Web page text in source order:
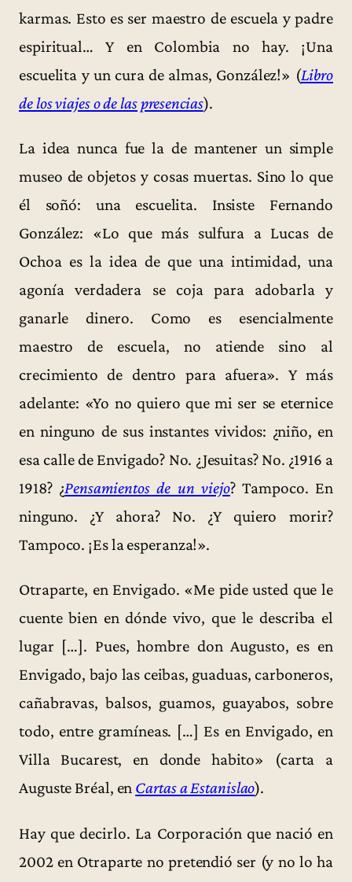
karmas. Esto es ser maestro de escuela y padre
espiritual… Y en Colombia no hay. ¡Una
escuelita y un cura de almas, González!» (Libro
de los viajes o de las presencias).
La idea nunca fue la de mantener un simple
museo de objetos y cosas muertas. Sino lo que
él soñó: una escuelita. Insiste Fernando
González: «Lo que más sulfura a Lucas de
Ochoa es la idea de que una intimidad, una
agonía verdadera se coja para adobarla y
ganarle dinero. Como es esencialmente
maestro de escuela, no atiende sino al
crecimiento de dentro para afuera». Y más
adelante: «Yo no quiero que mi ser se eternice
en ninguno de sus instantes vividos: ¿niño, en
esa calle de Envigado? No. ¿Jesuitas? No. ¿1916 a
1918? ¿Pensamientos de un viejo? Tampoco. En
ninguno. ¿Y ahora? No. ¿Y quiero morir?
Tampoco. ¡Es la esperanza!».
Otraparte, en Envigado. «Me pide usted que le
cuente bien en dónde vivo, que le describa el
lugar […]. Pues, hombre don Augusto, es en
Envigado, bajo las ceibas, guaduas, carboneros,
cañabravas, balsos, guamos, guayabos, sobre
todo, entre gramíneas. […] Es en Envigado, en
Villa Bucarest, en donde habito» (carta a
Auguste Bréal, en Cartas a Estanislao).
Hay que decirlo. La Corporación que nació en
2002 en Otraparte no pretendió ser (y no lo ha